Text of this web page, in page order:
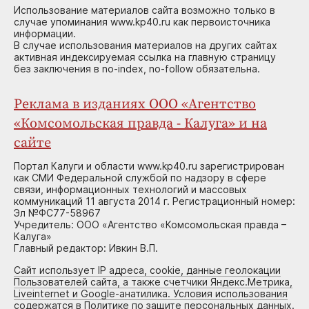
Использование материалов сайта возможно только в
случае упоминания www.kp40.ru как первоисточника
информации.
В случае использования материалов на других сайтах
активная индексируемая ссылка на главную страницу
без заключения в no-index, no-follow обязательна.
Реклама в изданиях ООО «Агентство
«Комсомольская правда - Калуга» и на
сайте
Портал Калуги и области www.kp40.ru зарегистрирован
как СМИ Федеральной службой по надзору в сфере
связи, информационных технологий и массовых
коммуникаций 11 августа 2014 г. Регистрационный номер:
Эл №ФС77-58967
Учредитель: ООО «Агентство «Комсомольская правда –
Калуга»
Главный редактор: Ивкин В.П.
Сайт использует IP адреса, cookie, данные геолокации
Пользователей сайта, а также счетчики Яндекс.Метрика,
Liveinternet и Google-анатилика. Условия использования
содержатся в Политике по защите персональных данных.